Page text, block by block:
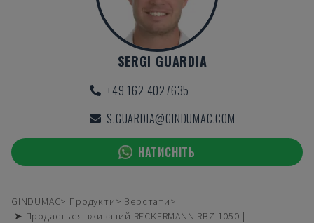
SERGI GUARDIA
+49 162 4027635
S.GUARDIA@GINDUMAC.COM
НАТИСНІТЬ
GINDUMAC Продукти
Верстати
➤ Продається вживаний RECKERMANN RBZ 1050 |